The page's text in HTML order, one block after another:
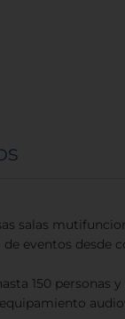
salas
eventos desde
150 personas